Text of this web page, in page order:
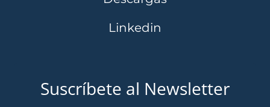
Linkedin
Suscríbete al Newsletter